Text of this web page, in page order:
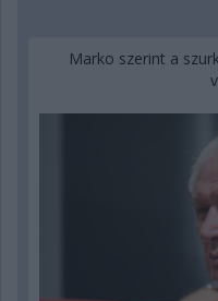
Marko szerint a